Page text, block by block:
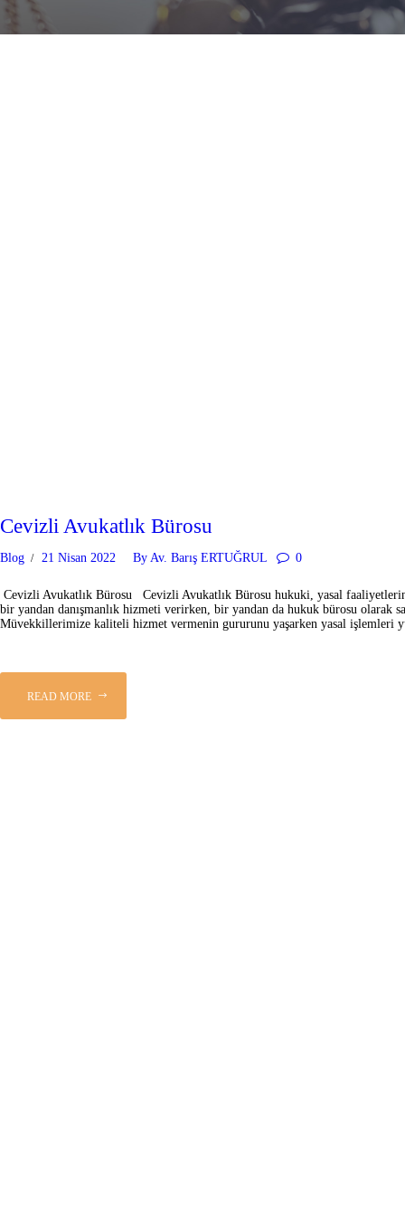
Cevizli Avukatlık Bürosu
Blog 21 Nisan 2022 By Av. Barış ERTUĞRUL 0
Cevizli Avukatlık Bürosu Cevizli Avukatlık Bürosu hukuki, yasal
bir yandan danışmanlık hizmeti verirken, bir yandan da hukuk bürosu olarak
Müvekkillerimize kaliteli hizmet vermenin gururunu yaşarken yasal
READ MORE